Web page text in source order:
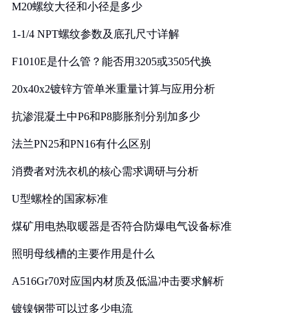
M20螺纹大径和小径是多少
1-1/4 NPT螺纹参数及底孔尺寸详解
F1010E是什么管？能否用3205或3505代换
20x40x2镀锌方管单米重量计算与应用分析
抗渗混凝土中P6和P8膨胀剂分别加多少
法兰PN25和PN16有什么区别
消费者对洗衣机的核心需求调研与分析
U型螺栓的国家标准
煤矿用电热取暖器是否符合防爆电气设备标准
照明母线槽的主要作用是什么
A516Gr70对应国内材质及低温冲击要求解析
镀镍钢带可以过多少电流